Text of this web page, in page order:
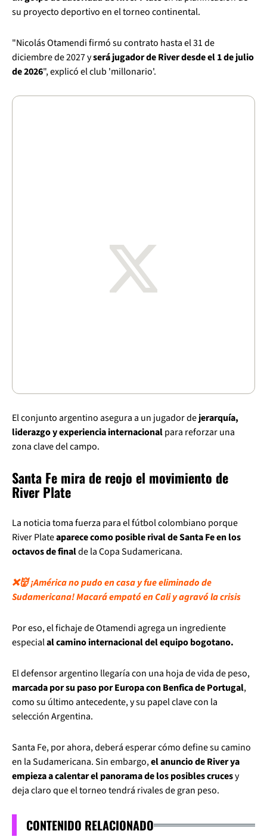
su proyecto deportivo en el torneo continental.
"Nicolás Otamendi firmó su contrato hasta el 31 de
diciembre de 2027 yserá jugador de River desde el 1 de julio
de 2026", explicó el club 'millonario'.
El conjunto argentino asegura a un jugador dejerarquía,
liderazgo y experiencia internacionalpara reforzar una
zona clave del campo.
Santa Fe mira de reojo el movimiento de
River Plate
La noticia toma fuerza para el fútbol colombiano porque
River Plateaparece como posible rival de Santa Fe en los
octavos de finalde la Copa Sudamericana.
❌👹 ¡América no pudo en casa y fue eliminado de
Sudamericana! Macará empató en Cali y agravó la crisis
Por eso, el fichaje de Otamendi agrega un ingrediente
especialal camino internacional del equipo bogotano.
El defensor argentino llegaría con una hoja de vida de peso,
marcada por su paso por Europa con Benfica de Portugal,
como su último antecedente, y su papel clave con la
selección Argentina.
Santa Fe, por ahora, deberá esperar cómo define su camino
en la Sudamericana. Sin embargo,el anuncio de River ya
empieza a calentar el panorama de los posibles crucesy
deja claro que el torneo tendrá rivales de gran peso.
CONTENIDO RELACIONADO